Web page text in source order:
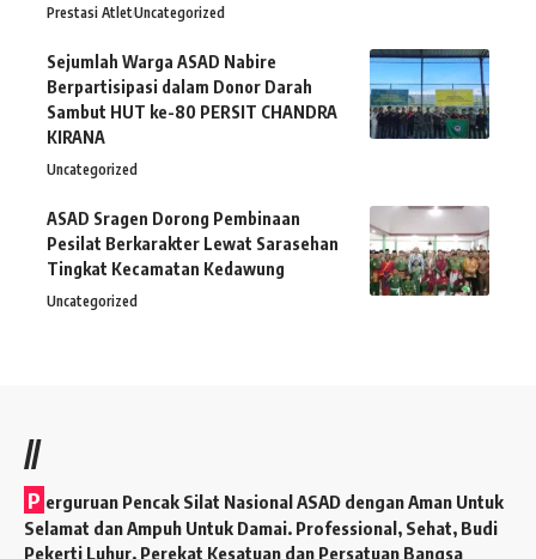
Prestasi AtletUncategorized
Sejumlah Warga ASAD Nabire
Berpartisipasi dalam Donor Darah
Sambut HUT ke-80 PERSIT CHANDRA
KIRANA
Uncategorized
ASAD Sragen Dorong Pembinaan
Pesilat Berkarakter Lewat Sarasehan
Tingkat Kecamatan Kedawung
Uncategorized
//
P erguruan Pencak Silat Nasional ASAD dengan Aman Untuk
Selamat dan Ampuh Untuk Damai. Professional, Sehat, Budi
Pekerti Luhur, Perekat Kesatuan dan Persatuan Bangsa